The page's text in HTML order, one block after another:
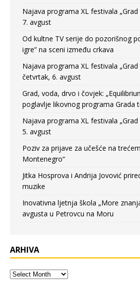
Najava programa XL festivala
7. avgust
Od kultne TV serije do pozorišnog
igre” na sceni između crkava
Najava programa XL festivala „Grad
četvrtak, 6. avgust
Grad, voda, drvo i čovjek:
poglavlje likovnog programa Grada
Najava programa XL festivala
5. avgust
Poziv za prijave za učešće na
Montenegro“
Jitka Hosprova i Andrija Jovović
muzike
Inovativna ljetnja škola „More
avgusta u Petrovcu na Moru
ARHIVA